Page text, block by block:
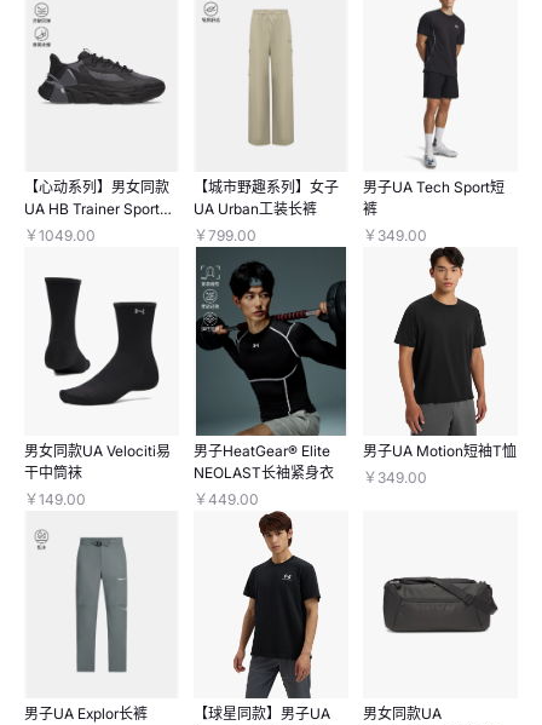
【心动系列】男女同款
UA HB Trainer Sport训
练鞋
￥1049.00
【城市野趣系列】女子
UA Urban工装长裤
￥799.00
男子UA Tech Sport短
裤
￥349.00
男女同款UA Velociti易
干中筒袜
￥149.00
男子HeatGear® Elite
NEOLAST长袖紧身衣
￥449.00
男子UA Motion短袖T恤
￥349.00
男子UA Explor长裤
【球星同款】男子UA
男女同款UA